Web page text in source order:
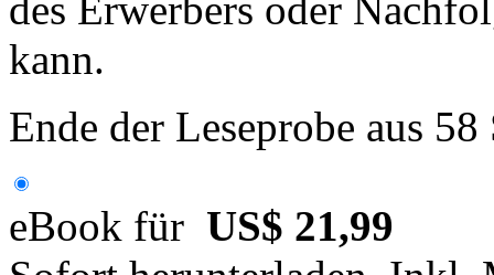
kann.
Ende der Leseprobe aus
eBook für US$ 21,99